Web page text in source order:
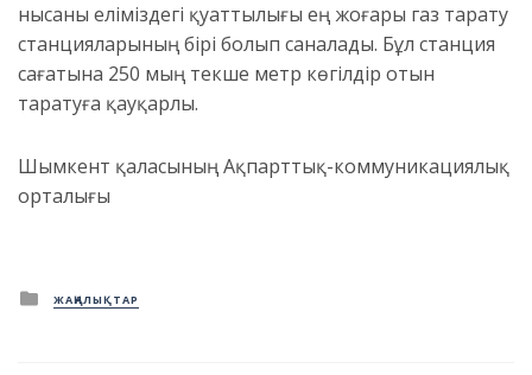
нысаны еліміздегі қуаттылығы ең жоғары газ тарату
станцияларының бірі болып саналады. Бұл станция
сағатына 250 мың текше метр көгілдір отын
таратуға қауқарлы.
Шымкент қаласының Ақпарттық-коммуникациялық
орталығы
Posted
in
ЖАҢАЛЫҚТАР